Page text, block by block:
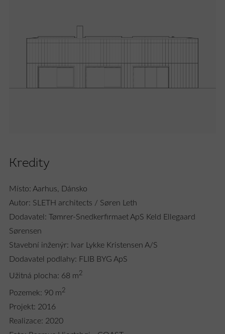
Kredity
Místo: Aarhus, Dánsko
Autor: SLETH architects / Søren Leth
Dodavatel: Tømrer-Snedkerfirmaet ApS Keld Ellegaard
Sørensen
Stavební inženýr: Ivar Lykke Kristensen A/S
Dodavatel podlahy: FLIB BYG ApS
Užitná plocha: 68 m2
Pozemek: 90 m2
Projekt: 2016
Realizace: 2020